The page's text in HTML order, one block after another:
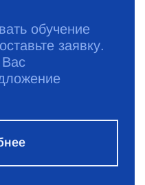
обучение
заявку.